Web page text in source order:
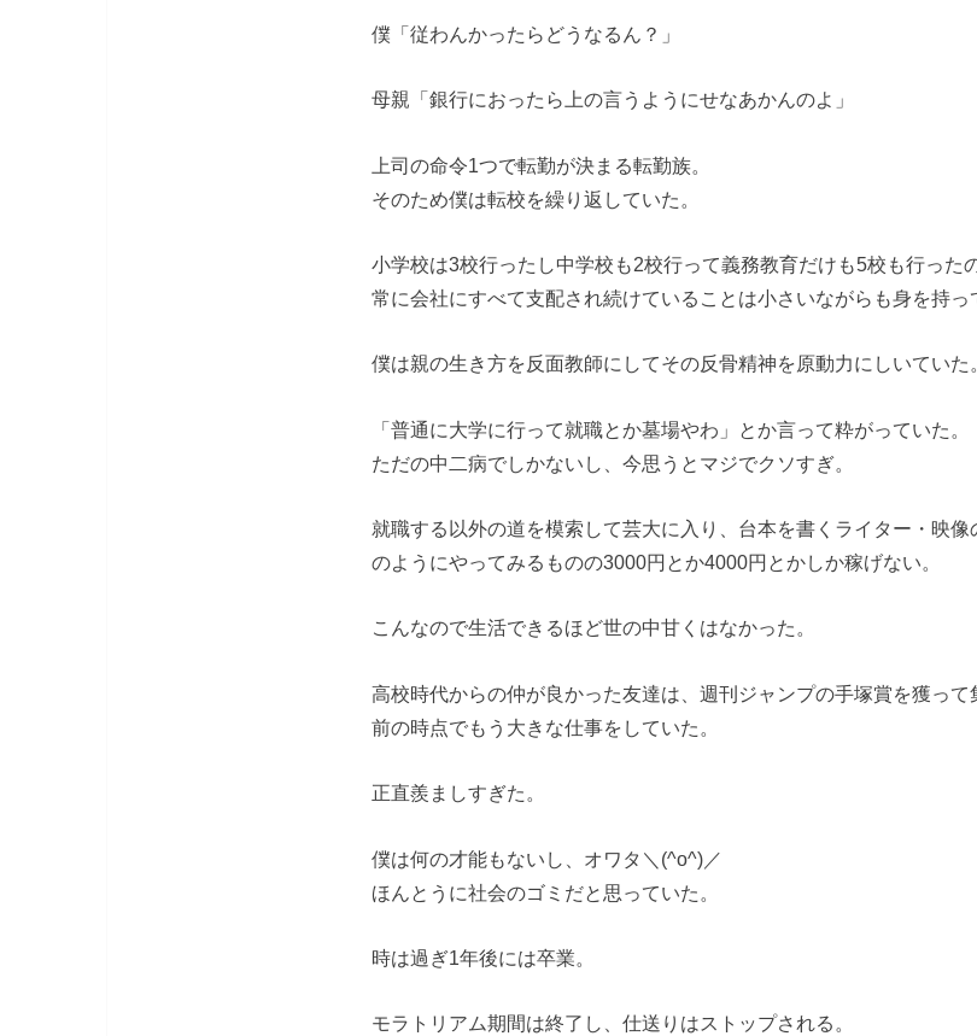
僕「従わんかったらどうなるん？」
母親「銀行におったら上の言うようにせなあかんのよ」
上司の命令1つで転勤が決まる転勤族。
そのため僕は転校を繰り返していた。
小学校は3校行ったし中学校も2校行って義務教育だけも5校も行ったの
常に会社にすべて支配され続けていることは小さいながらも身を持っ
僕は親の生き方を反面教師にしてその反骨精神を原動力にしいていた。
「普通に大学に行って就職とか墓場やわ」とか言って粋がっていた。
ただの中二病でしかないし、今思うとマジでクソすぎ。
就職する以外の道を模索して芸大に入り、台本を書くライター・映
のようにやってみるものの3000円とか4000円とかしか稼げない。
こんなので生活できるほど世の中甘くはなかった。
高校時代からの仲が良かった友達は、週刊ジャンプの手塚賞を獲っ
前の時点でもう大きな仕事をしていた。
正直羨ましすぎた。
僕は何の才能もないし、オワタ＼(^o^)／
ほんとうに社会のゴミだと思っていた。
時は過ぎ1年後には卒業。
モラトリアム期間は終了し、仕送りはストップされる。